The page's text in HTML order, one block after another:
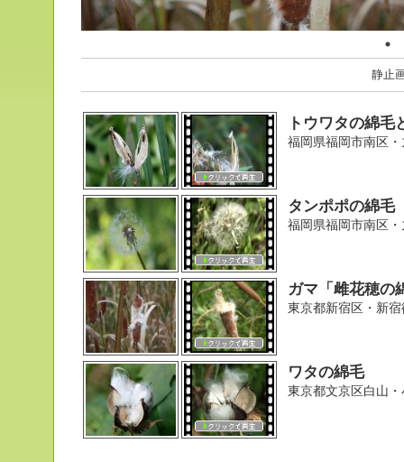
静止
トウワタの綿毛
福岡県福岡市南区
タンポポの綿毛
福岡県福岡市南区
ガマ「雌花穂の
東京都新宿区・新宿
ワタの綿毛
東京都文京区白山